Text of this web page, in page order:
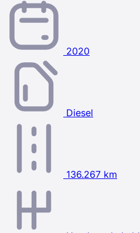
2020
Diesel
136.267 km